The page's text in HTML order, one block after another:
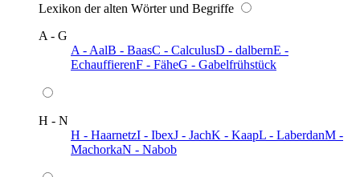
Lexikon der alten Wörter und Begriffe
A - G
A - AalB - BaasC - CalculusD - dalbernE -
EchauffierenF - FäheG - Gabelfrühstück
H - N
H - HaarnetzI - IbexJ - JachK - KaapL - LaberdanM -
MachorkaN - Nabob